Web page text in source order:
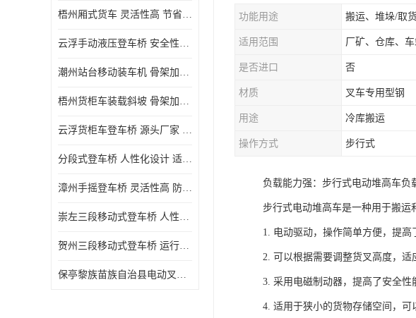
梧州厢式货车 灵活性高 节省空间
云浮手动液压登车桥 安全性较高 节省空间
潮州站台移动装车机 骨架加密 承载更强 皇加力机械设备厂
梧州货柜车装载斜坡 骨架加密 承载更强 皇加力机械设备厂
云浮货柜车登车桥 源头厂家 提高装卸作业效率
分段式登车桥 人性化设计 适用性广
漳州手摇登车桥 灵活性高 防滑性能好
崇左三段移动式登车桥 人性化设计 防滑性能好
贺州三段移动式登车桥 运行可靠 防滑性能好
保亭黎族苗族自治县电动叉车 性能稳定 运行平稳
功能用途 搬运、堆垛/取
适用范围
是否进口 否
材质 叉车专用型钢
用途 冷库搬运
操作方式 步行式
负载能力强：步行式电动堆高车负
步行式电动堆高车是一种用于搬运
1. 电动驱动，操作简单方便，提高
2. 可以根据需要调整货叉高度，适
3. 采用电磁制动器，提高了安全性
4. 适用于狭小的货物存储空间，可